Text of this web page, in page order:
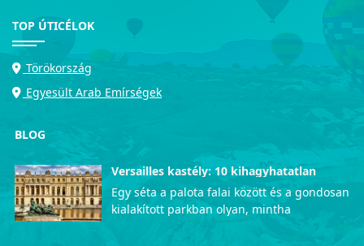
TOP ÚTICÉLOK
Törökország
Egyesült Arab Emírségek
BLOG
Versailles kastély: 10 kihagyhatatlan
látnivaló
Egy séta a palota falai között és a gondosan
kialakított parkban olyan, mintha